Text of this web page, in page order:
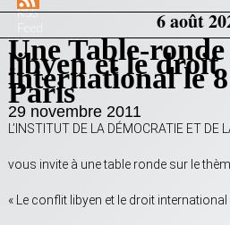
RSS
6 août
Une Table-
libyen et le droit
international le
Paris
29 novembre 2011
L’INSTITUT DE LA DÉMOCRATIE ET DE
vous invite à une table ronde sur le
« Le conflit libyen et le droit international